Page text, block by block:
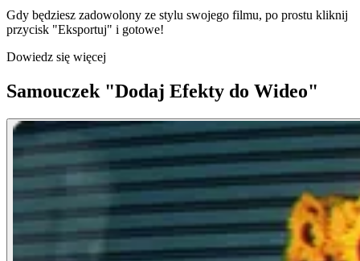
Gdy będziesz zadowolony ze stylu swojego filmu, po prostu kliknij
przycisk "Eksportuj" i gotowe!
Dowiedz się więcej
Samouczek "Dodaj Efekty do Wideo"